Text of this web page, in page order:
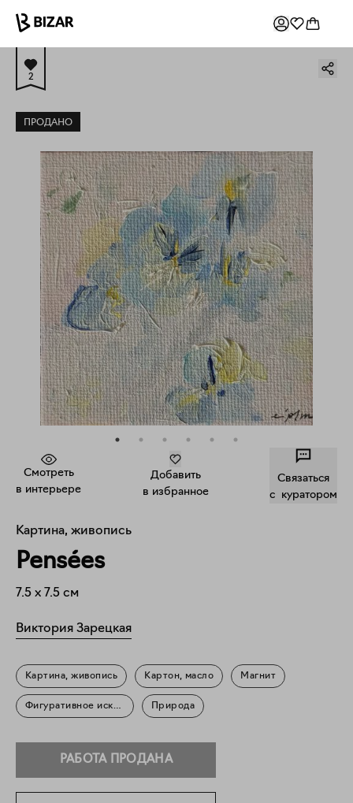
2
ПРОДАНО
Смотреть
в интерьере
Добавить
в избранное
Связаться
c куратором
Картина, живопись
Pensées
7.5 x 7.5 см
Виктория Зарецкая
Картина, живопись Картон, масло Магнит
Фигуративное искусство Природа
РАБОТА ПРОДАНА